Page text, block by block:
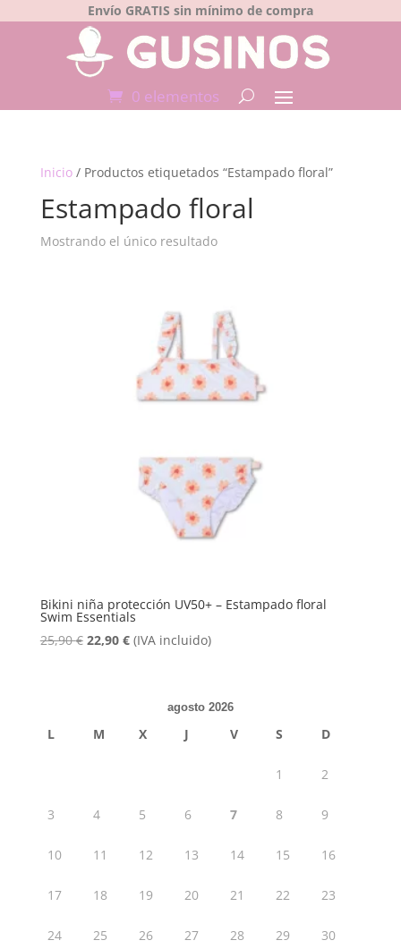
Envío GRATIS sin mínimo de compra
0 elementos
Inicio/ Productos etiquetados “Estampado floral”
Estampado floral
Mostrando el único resultado
Bikini niña protección UV50+ – Estampado floral
Swim Essentials
25,90€ El
22,90 €El(IVA incluido)
agosto 2026
L M X J V S D
1 2
3 4 5 6 7 8 9
10 11 12 13 14 15 16
17 18 19 20 21 22 23
24 25 26 27 28 29 30